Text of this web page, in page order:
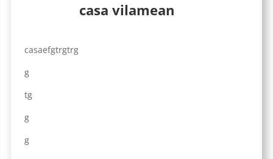
casa vilamean
casaefgtrgtrg
g
tg
g
g